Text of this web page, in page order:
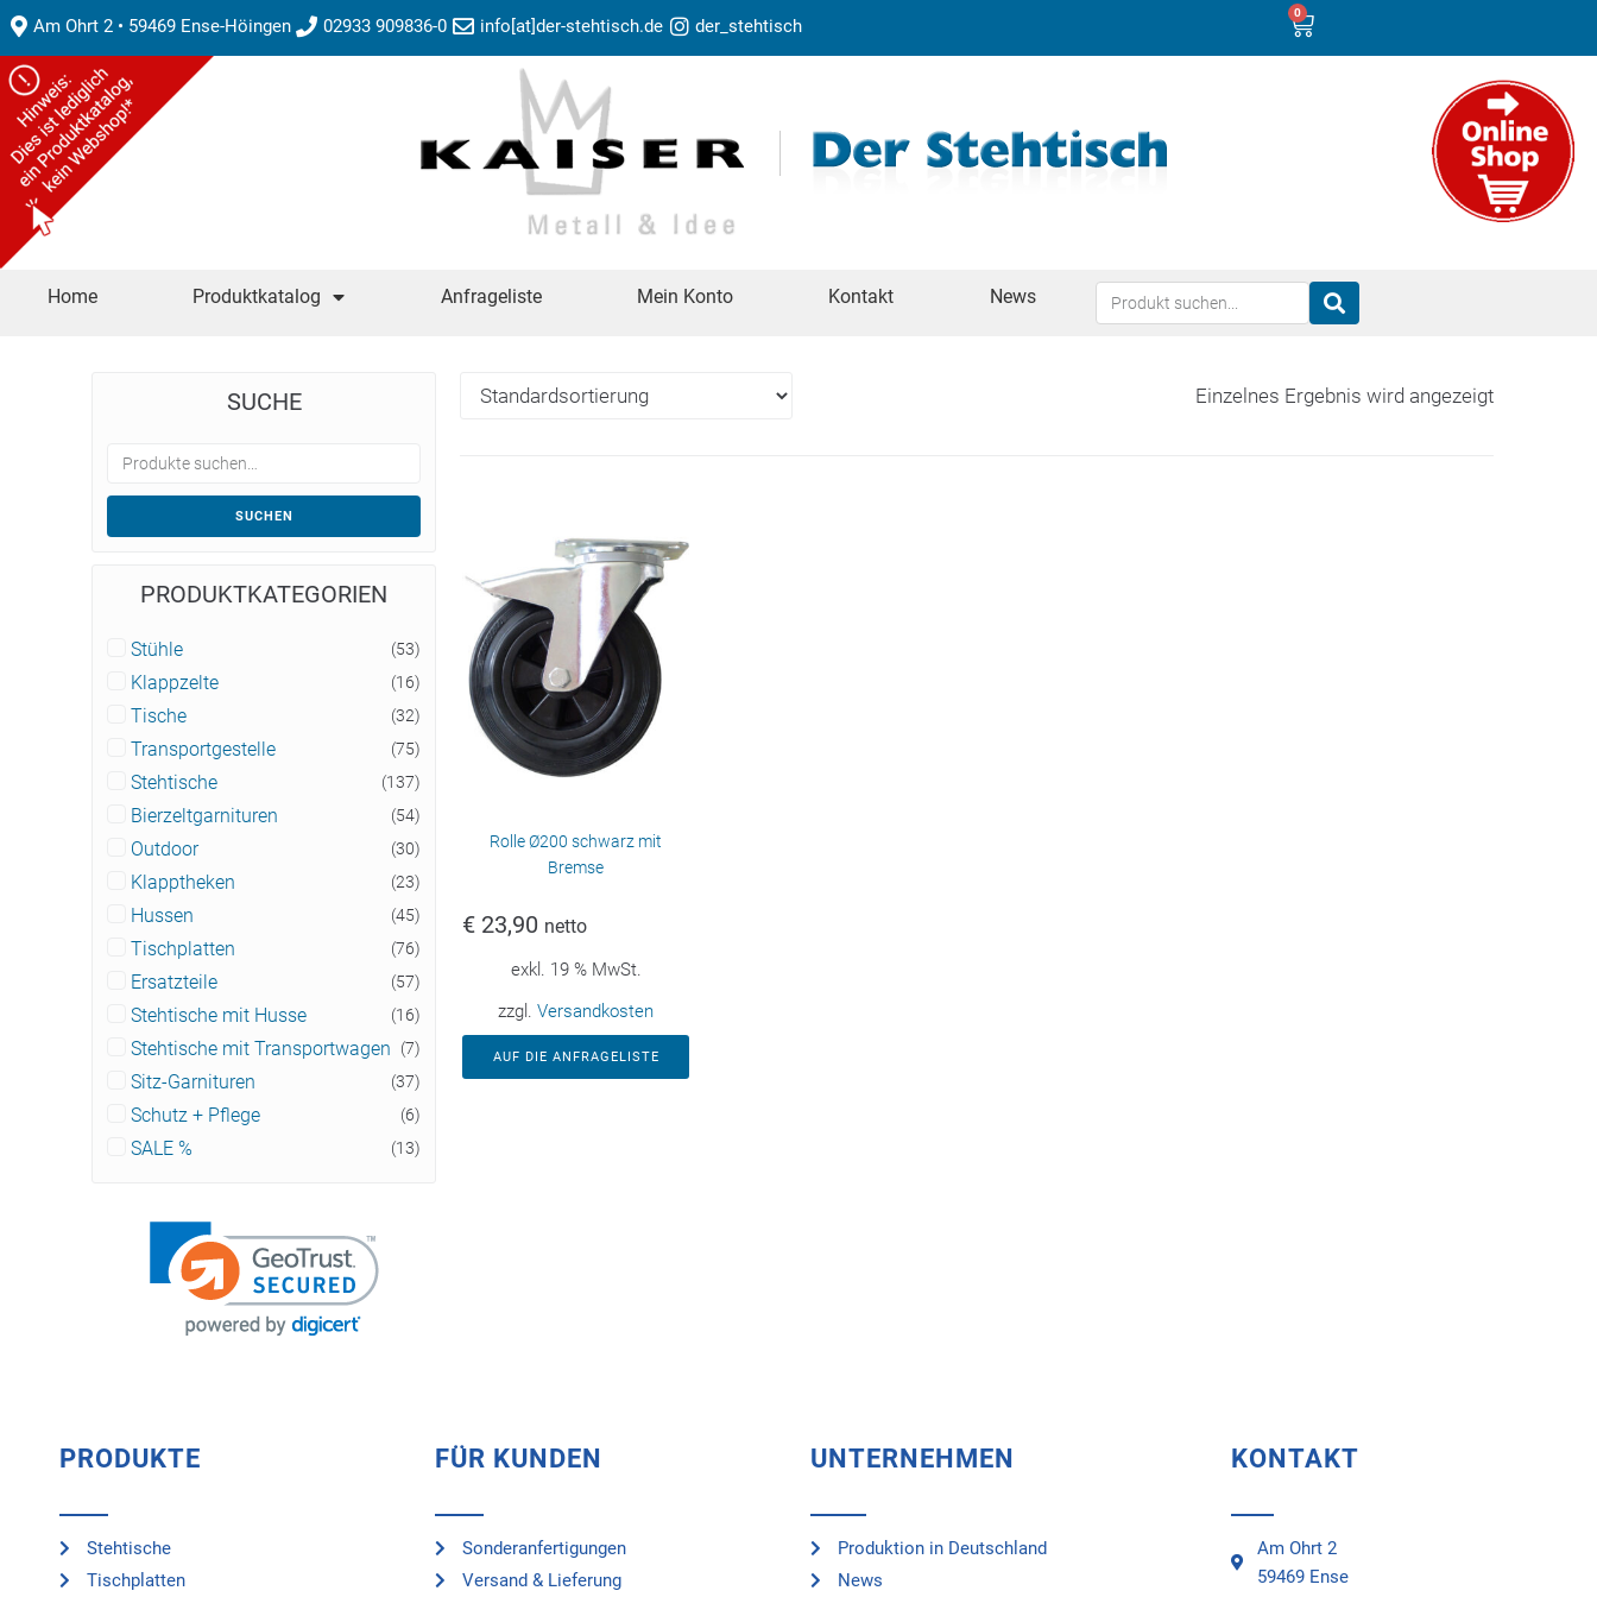
Am Ohrt 2 • 59469 Ense-Höingen 02933 909836-0 info[at]der-stehtisch.de der_stehtisch
0
Home Produktkatalog Anfrageliste Mein Konto Kontakt News
Einzelnes Ergebnis wird angezeigt
Rolle Ø200 schwarz mit
Bremse
€ 23,90 netto
exkl. 19 % MwSt.
zzgl. Versandkosten
AUF DIE ANFRAGELISTE
SUCHE
SUCHEN
PRODUKTKATEGORIEN
Stühle (53)
Klappzelte (16)
Tische (32)
Transportgestelle (75)
Stehtische (137)
Bierzeltgarnituren (54)
Outdoor (30)
Klapptheken (23)
Hussen (45)
Tischplatten (76)
Ersatzteile (57)
Stehtische mit Husse (16)
Stehtische mit Transportwagen (7)
Sitz-Garnituren (37)
Schutz + Pflege (6)
SALE % (13)
PRODUKTE
Stehtische
Tischplatten
FÜR KUNDEN
Sonderanfertigungen
Versand & Lieferung
UNTERNEHMEN
Produktion in Deutschland
News
KONTAKT
Am Ohrt 2
59469 Ense